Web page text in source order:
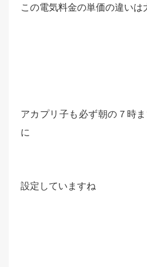
この電気料金の単価の違いは
アカプリ子も必ず朝の７時
に
設定していますね